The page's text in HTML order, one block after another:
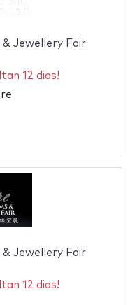
& Jewellery Fair
12 dias!
& Jewellery Fair
12 dias!